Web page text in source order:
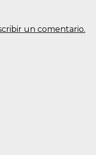
un comentario.